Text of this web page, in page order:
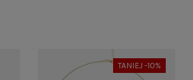
TANIEJ -10%